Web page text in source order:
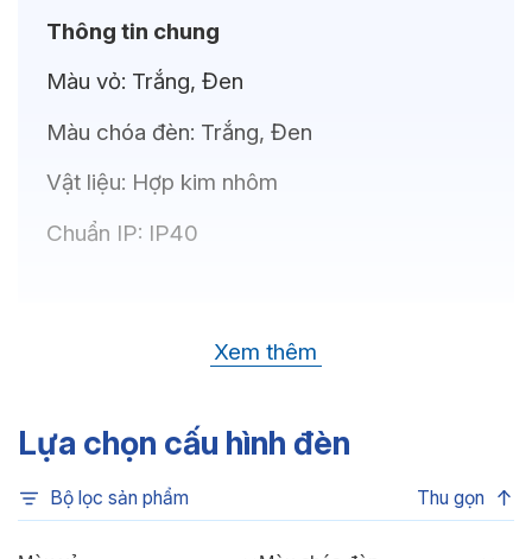
Thông tin chung
Màu vỏ: Trắng, Đen
Màu chóa đèn: Trắng, Đen
Vật liệu: Hợp kim nhôm
Chuẩn IP: IP40
OSRAM(GERMANY)
Nhiệt độ màu:6500K, 4000K, 3500K,
3000K
Chỉ số hoàn màu:
Xem thêm
Lựa chọn cấu hình đèn
Bộ lọc sản phẩm Thu gọn